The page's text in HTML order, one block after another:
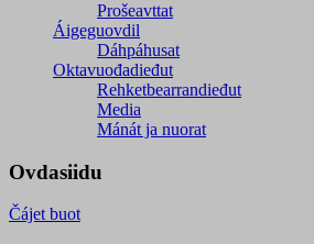
Prošeavttat
Áigeguovdil
Dáhpáhusat
Oktavuođadieđut
Rehketbearrandieđut
Media
Mánát ja nuorat
Ovdasiidu
Čájet buot